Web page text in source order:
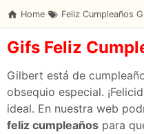
Home Feliz Cumpleaños
Gifs Feliz
Gilbert está de
obsequio especial.
ideal. En nuestra web
feliz cumpleaños para